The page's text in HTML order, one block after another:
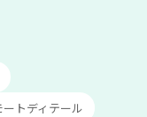
ートディテール